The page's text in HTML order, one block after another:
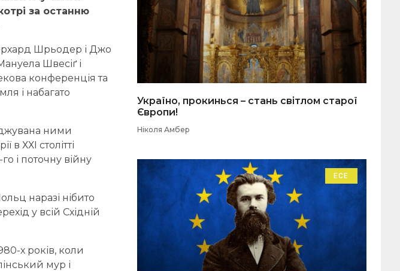
за останню
Шрьодер і Джо
Швесіґ і
конференція та
і набагато
ними
в ХХІ столітті
і поточну війну
наразі нібито
у всій Східній
х років, коли
мур і
Україно, прокинься – стань світлом старої
Європи!
Ніколя Амбер
ЕСЕ